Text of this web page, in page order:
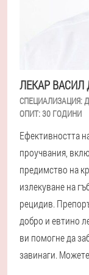
ЛЕКАР ВАСИЛ
СПЕЦИАЛИЗАЦИЯ:
ОПИТ:30 ГОДИНИ
Ефективността
проучвания,
предимство на
излекуване на
рецидив.
добро и евтино
ви помогне да
завинаги.